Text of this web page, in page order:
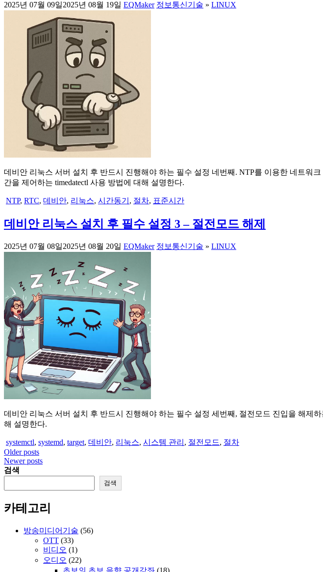
2025년 07월 09일2025년 08월 19일 EQMaker 정보통신기술 » LINUX
데비안 리눅스 서버 설치 후 반드시 진행해야 하는 필수 설정 네번째. NTP를 이용한 네트워
간을 제어하는 timedatectl 사용 방법에 대해 설명한다.
NTP, RTC, 데비안, 리눅스, 시간동기 , 절차, 표준시간
데비안 리눅스 설치 후 필수 설정 3 – 절전모드 해제
2025년 07월 08일2025년 08월 20일 EQMaker 정보통신기술 » LINUX
데비안 리눅스 서버 설치 후 반드시 진행해야 하는 필수 설정 세번째, 절전모드 진입을 해제하
해 설명한다.
systemctl, systemd, target, 데비안, 리눅스, 시스템 관리 , 절전모드, 절차
글
탐
Older posts
Newer posts
검색
검색
카테고리
방송미디어기술 (56)
OTT (33)
비디오 (1)
오디오 (22)
초보의 초보 음향 공개강좌 (18)